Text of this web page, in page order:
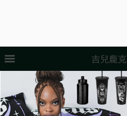
吉兒龐克
上架時間 銷售件數 銷售價格
樣式尺寸篩選
全部樣式 黑 銀